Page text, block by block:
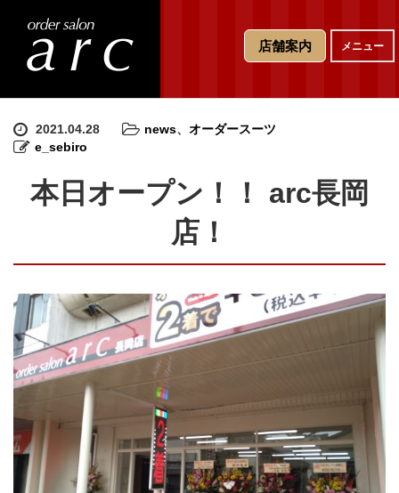
v
n
メニュー
店舗案内
2021.04.28 news、 オーダースーツ
e_sebiro
本日オープン！！ arc長岡
店！